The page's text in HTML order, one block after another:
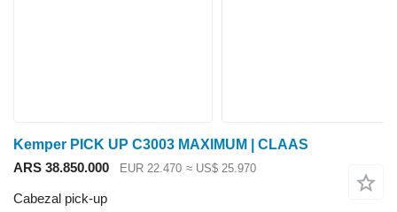
Kemper PICK UP C3003 MAXIMUM | CLAAS
ARS 38.850.000
EUR 22.470 ≈ US$ 25.970
Cabezal pick-up